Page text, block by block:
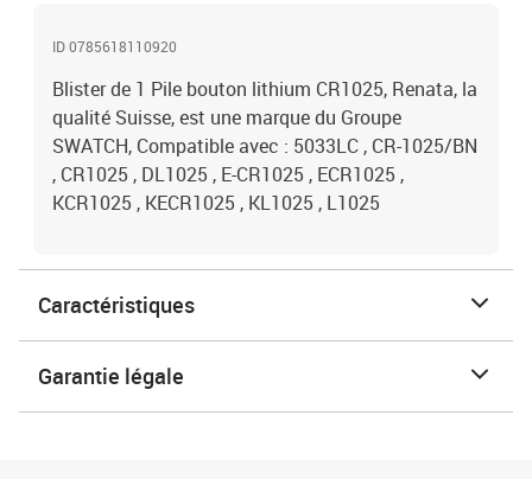
ID 0785618110920
Blister de 1 Pile bouton lithium CR1025, Renata, la
qualité Suisse, est une marque du Groupe
SWATCH, Compatible avec : 5033LC , CR-1025/BN
, CR1025 , DL1025 , E-CR1025 , ECR1025 ,
KCR1025 , KECR1025 , KL1025 , L1025
Caractéristiques
Garantie légale